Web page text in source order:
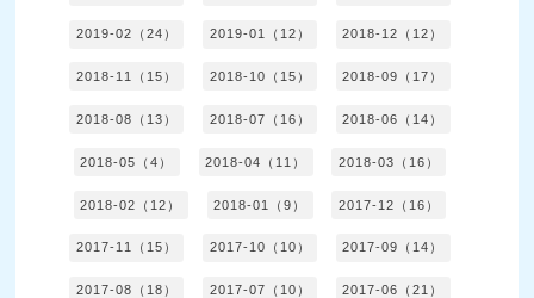
2019-02（24） 2019-01（12） 2018-12（12）
2018-11（15） 2018-10（15） 2018-09（17）
2018-08（13） 2018-07（16） 2018-06（14）
2018-05（4） 2018-04（11） 2018-03（16）
2018-02（12） 2018-01（9） 2017-12（16）
2017-11（15） 2017-10（10） 2017-09（14）
2017-08（18） 2017-07（10） 2017-06（21）